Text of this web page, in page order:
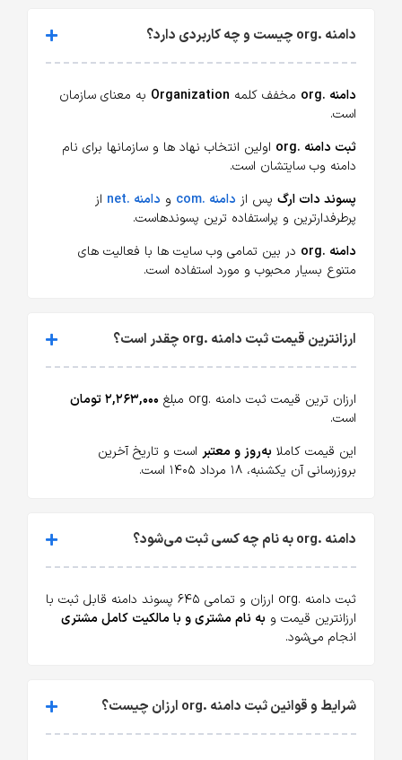
دامنه .org چیست و چه کاربردی دارد؟
دامنه .org مخفف کلمه Organization به معنای سازمان
است.
ثبت دامنه .org
اولین انتخاب نهاد ها و سازمانها برای نام
دامنه وب سایتشان است.
پسوند دات ارگ پس از دامنه .com و دامنه .net
از
پرطرفدارترین و پراستفاده ترین پسوندهاست.
دامنه .org
در بین تمامی وب سایت ها با فعالیت های
متنوع بسیار محبوب و مورد استفاده است.
ارزانترین قیمت ثبت دامنه .org چقدر است؟
ارزان ترین قیمت ثبت دامنه .org مبلغ
۲,۲۶۳,۰۰۰ تومان
است.
این قیمت کاملا به‌روز و معتبر است و تاریخ آخرین
بروزرسانی آن یکشنبه، ۱۸ مرداد ۱۴۰۵ است.
دامنه .org به نام چه کسی ثبت می‌شود؟
ثبت دامنه .org ارزان و تمامی ۶۴۵ پسوند دامنه قابل ثبت با
ارزانترین قیمت و به نام مشتری و با مالکیت کامل مشتری
انجام می‌شود.
شرایط و قوانین ثبت دامنه .org ارزان چیست؟